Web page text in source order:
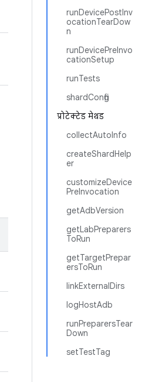
runDevicePostInv
ocationTearDow
n
runDevicePreInvo
cationSetup
runTests
shardConfig
प्रोटेक्टेड मेथड
collectAutoInfo
createShardHelp
er
customizeDevice
PreInvocation
getAdbVersion
getLabPreparers
ToRun
getTargetPrepar
ersToRun
linkExternalDirs
logHostAdb
runPreparersTear
Down
setTestTag